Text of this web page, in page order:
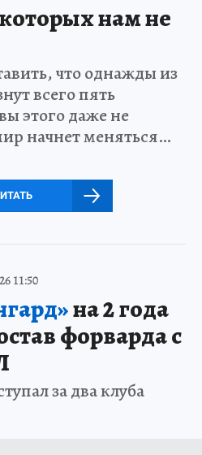
нам не
что однажды из
всего пять
этого даже не
начнет меняться…
11:50
на 2 года
форварда с
за два клуба